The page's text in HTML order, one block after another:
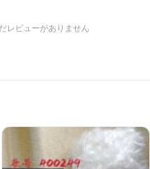
レビューがありません